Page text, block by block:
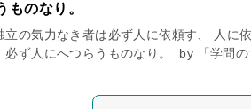
のなり。
の気力なき者は必ず人に依頼す、 人に
必ず人にへつらうものなり。 by 「学問の